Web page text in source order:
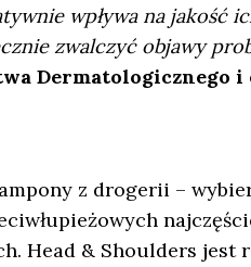
wpływa na jakość
zwalczyć objawy
Dermatologicznego i
z drogerii –
Head & Shoulders jest